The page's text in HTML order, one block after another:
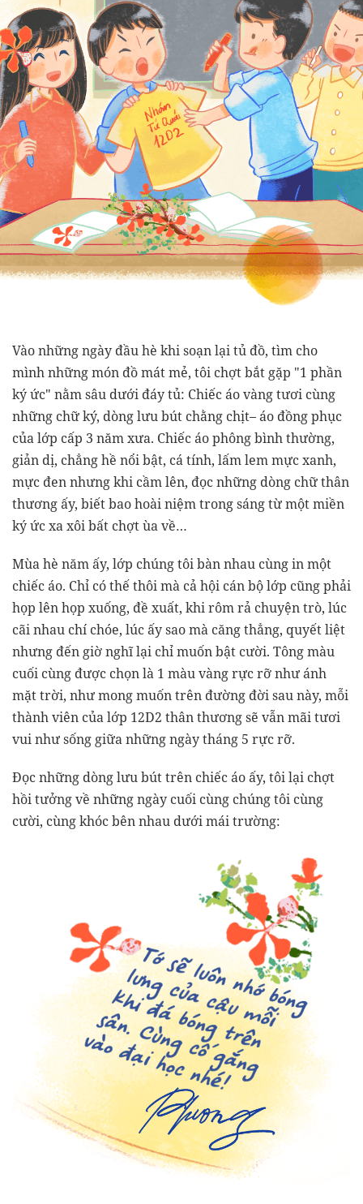
Vào những ngày đầu hè khi soạn lại tủ đồ, tìm cho
mình những món đồ mát mẻ, tôi chợt bắt gặp "1 phần
ký ức" nằm sâu dưới đáy tủ: Chiếc áo vàng tươi cùng
những chữ ký, dòng lưu bút chằng chịt– áo đồng phục
của lớp cấp 3 năm xưa. Chiếc áo phông bình thường,
giản dị, chẳng hề nổi bật, cá tính, lấm lem mực xanh,
mực đen nhưng khi cầm lên, đọc những dòng chữ thân
thương ấy, biết bao hoài niệm trong sáng từ một miền
ký ức xa xôi bất chợt ùa về…
Mùa hè năm ấy, lớp chúng tôi bàn nhau cùng in một
chiếc áo. Chỉ có thế thôi mà cả hội cán bộ lớp cũng phải
họp lên họp xuống, đề xuất, khi rôm rả chuyện trò, lúc
cãi nhau chí chóe, lúc ấy sao mà căng thẳng, quyết liệt
nhưng đến giờ nghĩ lại chỉ muốn bật cười. Tông màu
cuối cùng được chọn là 1 màu vàng rực rỡ như ánh
mặt trời, như mong muốn trên đường đời sau này, mỗi
thành viên của lớp 12D2 thân thương sẽ vẫn mãi tươi
vui như sống giữa những ngày tháng 5 rực rỡ.
Đọc những dòng lưu bút trên chiếc áo ấy, tôi lại chợt
hồi tưởng về những ngày cuối cùng chúng tôi cùng
cười, cùng khóc bên nhau dưới mái trường: